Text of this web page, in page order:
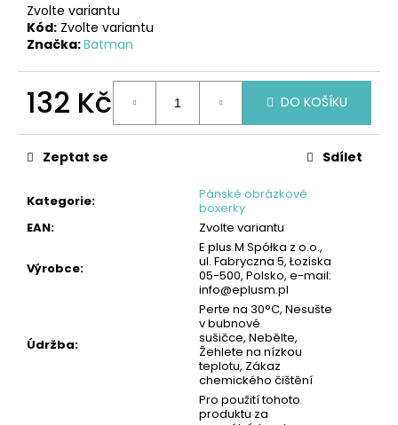
Zvolte variantu
Kód: Zvolte variantu
Značka:Batman
132 Kč
cena:
DO KOŠÍKU
Kategorie:
Pánské obrázkové
boxerky
EAN: Zvolte variantu
Výrobce:
E plus M Spółka z o.o.,
ul. Fabryczna 5, Łoziska
05-500, Polsko, e-mail:
info@eplusm.pl
Údržba:
Perte na 30°C, Nesušte
v bubnové
sušičce, Nebělte,
Žehlete na nízkou
teplotu, Zákaz
chemického čištění
Pro použití tohoto
produktu za
Zeptat se Sdílet
D
o
p
o
č
u
e
m
e
ČERNÁ